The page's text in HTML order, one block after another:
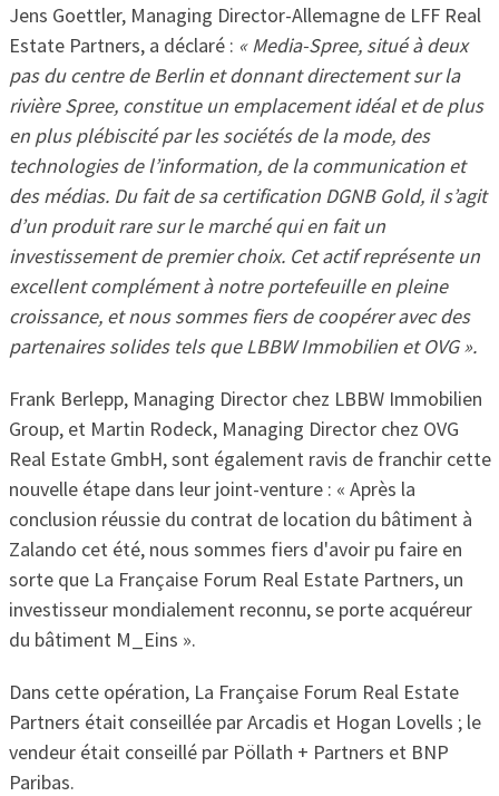
Jens Goettler, Managing Director-Allemagne de LFF Real
Estate Partners, a déclaré : « Media-Spree, situé à deux
pas du centre de Berlin et donnant directement sur la
rivière Spree, constitue un emplacement idéal et de plus
en plus plébiscité par les sociétés de la mode, des
technologies de l’information, de la communication et
des médias. Du fait de sa certification DGNB Gold, il s’agit
d’un produit rare sur le marché qui en fait un
investissement de premier choix. Cet actif représente un
excellent complément à notre portefeuille en pleine
croissance, et nous sommes fiers de coopérer avec des
partenaires solides tels que LBBW Immobilien et OVG ».
Frank Berlepp, Managing Director chez LBBW Immobilien
Group, et Martin Rodeck, Managing Director chez OVG
Real Estate GmbH, sont également ravis de franchir cette
nouvelle étape dans leur joint-venture : « Après la
conclusion réussie du contrat de location du bâtiment à
Zalando cet été, nous sommes fiers d'avoir pu faire en
sorte que La Française Forum Real Estate Partners, un
investisseur mondialement reconnu, se porte acquéreur
du bâtiment M_Eins ».
Dans cette opération, La Française Forum Real Estate
Partners était conseillée par Arcadis et Hogan Lovells ; le
vendeur était conseillé par Pöllath + Partners et BNP
Paribas.